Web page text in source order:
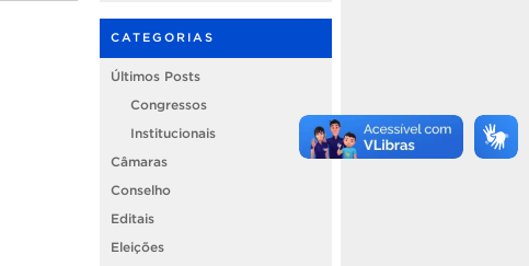
CATEGORIAS
Últimos Posts
Congressos
Institucionais
Câmaras
Conselho
Editais
Eleições